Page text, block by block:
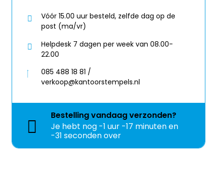
Vóór 15.00 uur besteld, zelfde dag op de
post (ma/vr)
Helpdesk 7 dagen per week van 08.00-
22.00
085 488 18 81 /
verkoop@kantoorstempels.nl
Bestellingvandaagverzonden?
Je hebt nog -1 uur -17 minuten en
-31 seconden over